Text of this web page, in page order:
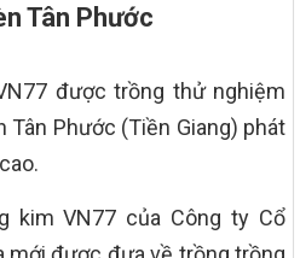
Tân Phước
được trồng thử nghiệm
Phước (Tiền Giang) phát
kim VN77 của Công ty Cổ